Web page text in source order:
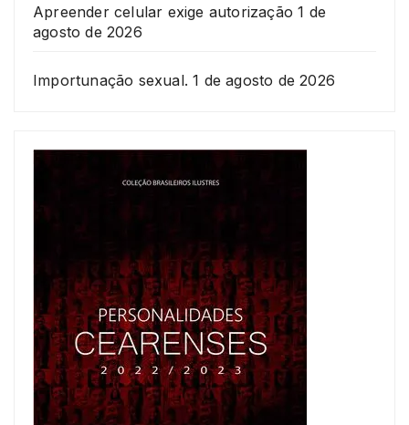
Apreender celular exige autorização 1 de
agosto de 2026
Importunação sexual. 1 de agosto de 2026